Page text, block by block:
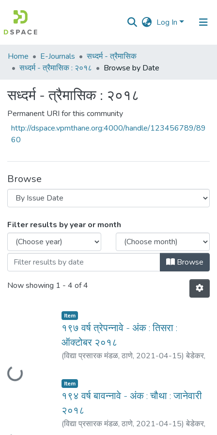
Log In
Communities
&
All of DSpace
Home E-Journals
सध्दर्म - त्रैमासिक
सध्दर्म - त्रैमासिक : २०१८
Browse by Date
सध्दर्म - त्रैमासिक : २०१८
Permanent URI for this community
http://dspace.vpmthane.org:4000/handle/123456789/89
60
Browse
Browsing सध्दर्म - त्रैमासिक : २०१८ by Issue
Filter results by year or month
Browse
Now showing 1 - 4 of 4
Loading...
Item
१९७ वर्ष त्रेपन्नावे - अंक : तिसरा :
ऑक्टोबर २०१८
(विद्या प्रसारक मंडळ, ठाणे, 2021-04-15) बेडेकर,
Item
१९४ वर्ष बावन्नावे - अंक : चौथा : जानेवारी
२०१८
(विद्या प्रसारक मंडळ, ठाणे, 2021-04-15) बेडेकर,